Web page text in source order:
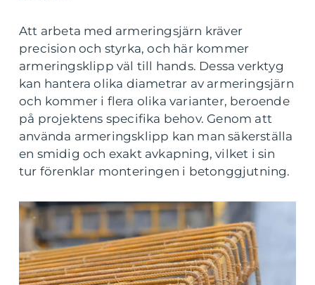
Att arbeta med armeringsjärn kräver
precision och styrka, och här kommer
armeringsklipp väl till hands. Dessa verktyg
kan hantera olika diametrar av armeringsjärn
och kommer i flera olika varianter, beroende
på projektens specifika behov. Genom att
använda armeringsklipp kan man säkerställa
en smidig och exakt avkapning, vilket i sin
tur förenklar monteringen i betonggjutning.